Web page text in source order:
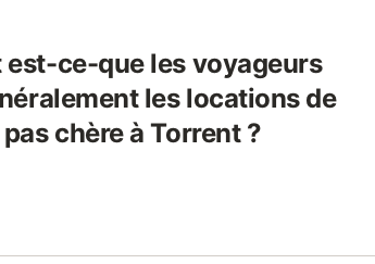
est-ce-que les voyageurs
les locations de
chère à Torrent ?